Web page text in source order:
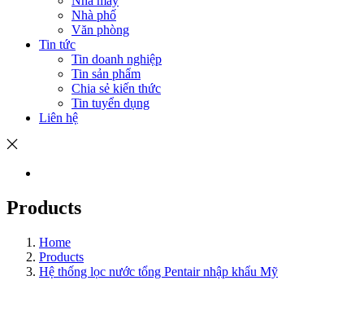
Nhà phố
Văn phòng
Tin tức
Tin doanh nghiệp
Tin sản phẩm
Chia sẻ kiến thức
Tin tuyển dụng
Liên hệ
Products
Home
Products
Hệ thống lọc nước tổng Pentair nhập khẩu Mỹ